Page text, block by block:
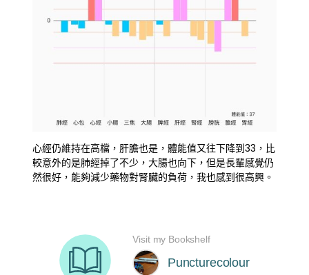
心經仍維持在高檔，肝膽也是，體能值又往下降到33，比
較意外的是肺經掉了不少，大腸也向下，但是長輩感覺仍
然很好，能夠減少藥物對腎臟的負荷，我也感到很高興。